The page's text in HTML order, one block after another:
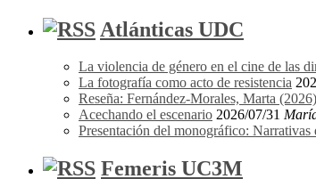
Atlánticas UDC
La violencia de género en el cine de las
La fotografía como acto de resistencia
Reseña: Fernández-Morales, Marta
Acechando el escenario 2026/07/31
Presentación del monográfico:
Femeris UC3M